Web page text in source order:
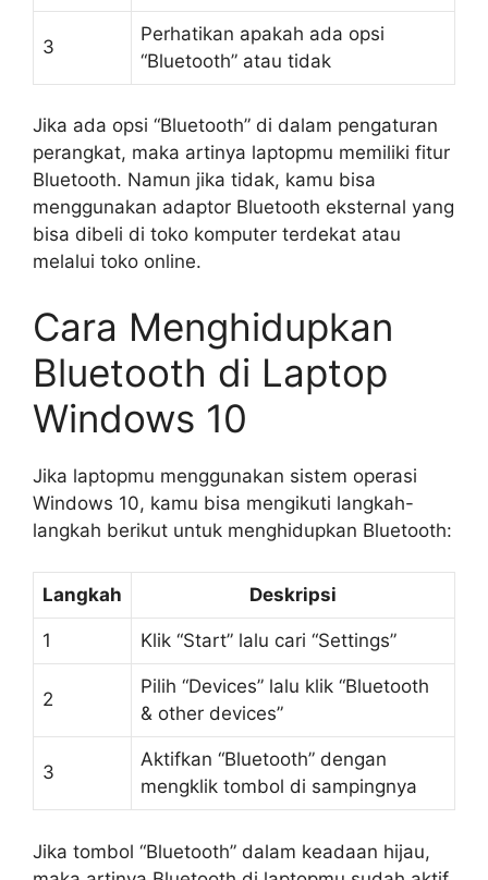
3
Perhatikan apakah ada opsi
“Bluetooth” atau tidak
Jika ada opsi “Bluetooth” di dalam pengaturan
perangkat, maka artinya laptopmu memiliki fitur
Bluetooth. Namun jika tidak, kamu bisa
menggunakan adaptor Bluetooth eksternal yang
bisa dibeli di toko komputer terdekat atau
melalui toko online.
Cara Menghidupkan
Bluetooth di Laptop
Windows 10
Jika laptopmu menggunakan sistem operasi
Windows 10, kamu bisa mengikuti langkah-
langkah berikut untuk menghidupkan Bluetooth:
Langkah Deskripsi
1 Klik “Start” lalu cari “Settings”
2
Pilih “Devices” lalu klik “Bluetooth
& other devices”
3
Aktifkan “Bluetooth” dengan
mengklik tombol di sampingnya
Jika tombol “Bluetooth” dalam keadaan hijau,